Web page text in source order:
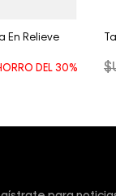
En Relieve
DEL 30%